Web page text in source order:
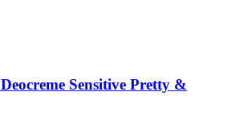
Deocreme Sensitive Pretty &